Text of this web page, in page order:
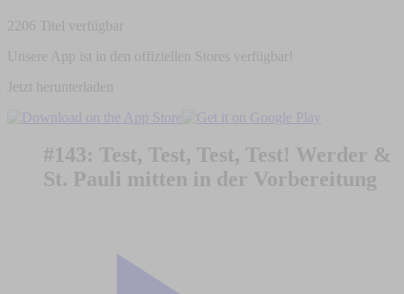
2206 Titel verfügbar
Unsere App ist in den offiziellen Stores verfügbar!
Jetzt herunterladen
#143: Test, Test, Test, Test! Werder &
St. Pauli mitten in der Vorbereitung